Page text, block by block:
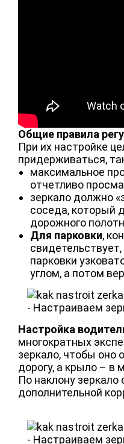
Общие правила
При их настройке
придерживаться,
максимальное
отчетливо
зеркало должно
соседа, который
дорожного
Для парковки,
парковки
углом, а потом
Настройка
многократных
зеркало, чтобы оно
дорогу, а крыло – в
По наклону
дополнительной